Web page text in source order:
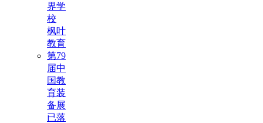
界学
校
枫叶
教育
第79
届中
国教
育装
备展
已落